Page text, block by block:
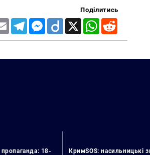
Поділитись
Email TelegramMessenger
Diigo X WhatsApp
пропаганда: 18-
КримSOS: насильницькі